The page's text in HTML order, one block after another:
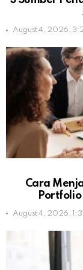
August 4, 2026,
Cara
August 4, 2026,